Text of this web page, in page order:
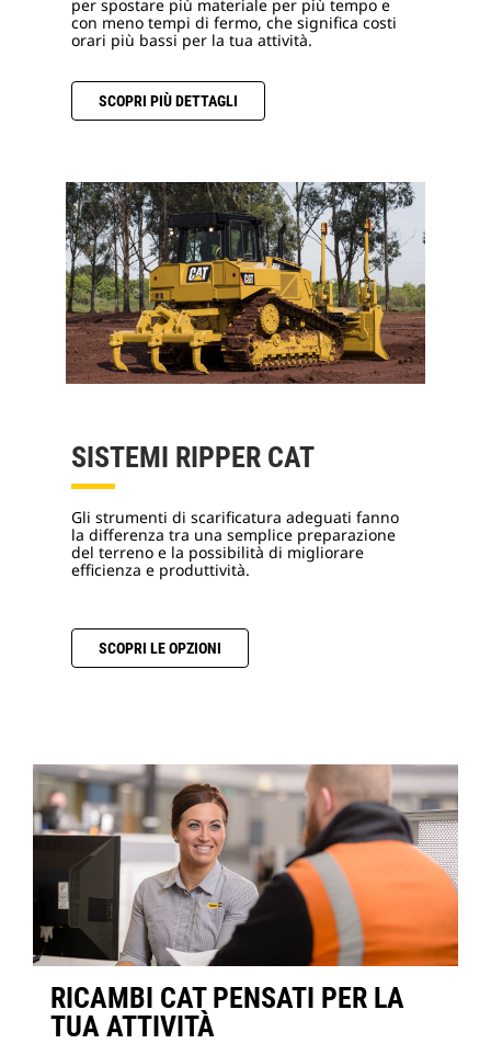
per spostare più materiale per più tempo e
con meno tempi di fermo, che significa costi
orari più bassi per la tua attività.
SCOPRI PIÙ DETTAGLI
SISTEMI RIPPER CAT
Gli strumenti di scarificatura adeguati fanno
la differenza tra una semplice preparazione
del terreno e la possibilità di migliorare
efficienza e produttività.
SCOPRI LE OPZIONI
RICAMBI CAT PENSATI PER LA
TUA ATTIVITÀ